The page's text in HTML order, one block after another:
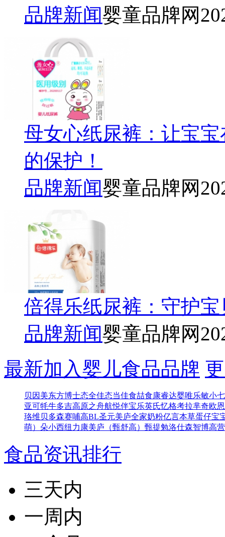
品牌新闻婴童品牌网
母女心纸尿裤：让宝
的保护！
品牌新闻婴童品牌网
倍得乐纸尿裤：守护
品牌新闻婴童品牌网
最新加入婴儿食品品牌
贝因美东方博士态全佳态当佳食喆食康睿达婴唯乐敏小七
亚可牦牛多吉高原之舟航悦伴宝乐英氏忆格考拉芈奇欧
珞维贝多森赛哺高BL圣元美庐全家奶粉亿言本草蛋仔宝
萌） 朵小西纽力康美庐（甄舒高） 甄提勉洛仕森智博高
食品资讯排行
三天内
一周内